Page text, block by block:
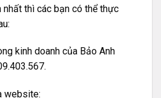
nhất thì các bạn có thể thực
kinh doanh của Bảo Anh
website: